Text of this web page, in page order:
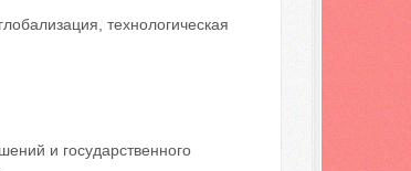
технологическая
и государственного